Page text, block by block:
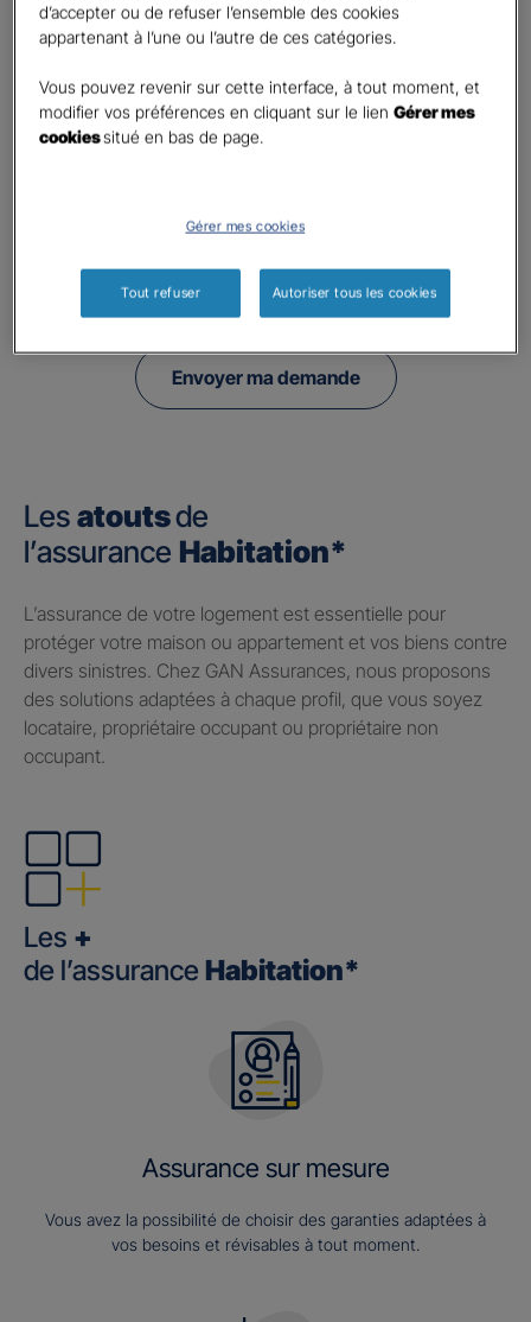
Information données personnelles *
En cochant cette case et en soumettant ce formulaire,
j'accepte que mes données personnelles soient utilisées
Pour connaitre et exercer vos droits, notamment de retrait de votre consentement
Envoyer ma demande
Les atoutsde
l’assurance Habitation*
​L’assurance de votre logement est essentielle pour
protéger votre maison ou appartement et vos biens contre
divers sinistres. Chez GAN Assurances, nous proposons
des solutions adaptées à chaque profil, que vous soyez
locataire, propriétaire occupant ou propriétaire non
occupant.
Les +
de l’assurance Habitation*
Assurance sur mesure
Vous avez la possibilité de choisir des garanties adaptées à
vos besoins et révisables à tout moment.
d’accepter ou de refuser l’ensemble des cookies
appartenant à l’une ou l’autre de ces catégories.
Vous pouvez revenir sur cette interface, à tout moment, et
modifier vos préférences en cliquant sur le lienGérer mes
cookiessitué en bas de page.
Gérer mes cookies
Tout refuser Autoriser tous les cookies